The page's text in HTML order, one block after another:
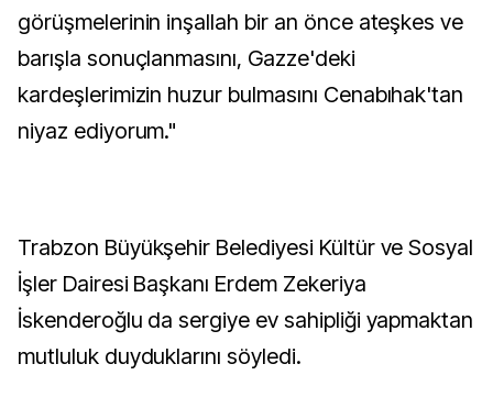
görüşmelerinin inşallah bir an önce ateşkes ve
barışla sonuçlanmasını, Gazze'deki
kardeşlerimizin huzur bulmasını Cenabıhak'tan
niyaz ediyorum."
Trabzon Büyükşehir Belediyesi Kültür ve Sosyal
İşler Dairesi Başkanı Erdem Zekeriya
İskenderoğlu da sergiye ev sahipliği yapmaktan
mutluluk duyduklarını söyledi.